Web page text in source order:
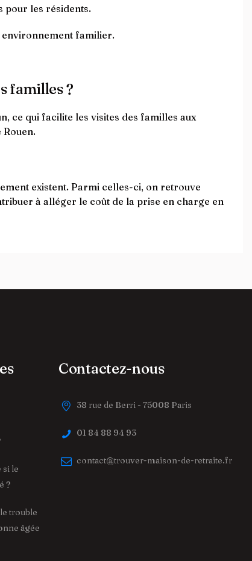
pour les résidents.
environnement familier.
familles ?
ce qui facilite les visites des familles aux
existent. Parmi celles-ci, on retrouve
à alléger le coût de la prise en charge en
si le
?
trouble
âgée
Contactez-nous
38 rue de Berri - 75008 Paris
01 84 88 94 93
contact@trouver-maison-de-retraite.fr